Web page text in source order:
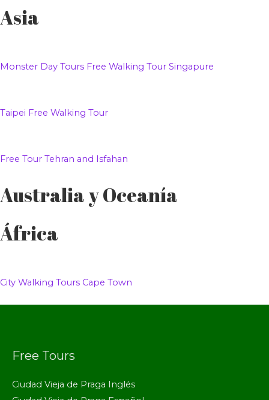
Asia
Monster Day Tours Free Walking Tour Singapure
Taipei Free Walking Tour
Free Tour Tehran and Isfahan
Australia y Oceanía
África
City Walking Tours Cape Town
Free Tours
Ciudad Vieja de Praga Inglés